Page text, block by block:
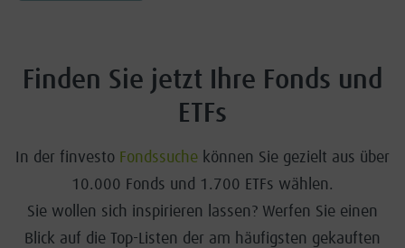
Finden Sie jetzt Ihre Fonds und
ETFs
In der finvesto Fondssuche können Sie gezielt aus über
10.000 Fonds und 1.700 ETFs wählen.
Sie wollen sich inspirieren lassen? Werfen Sie einen
Blick auf die Top-Listen der am häufigsten gekauften